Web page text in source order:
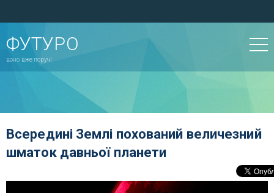
ФУТУРО
воно вже поруч!
Всередині Землі похований величезний
шматок давньої планети